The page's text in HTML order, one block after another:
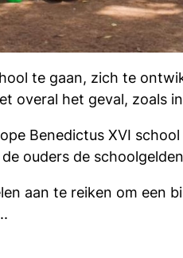
te gaan, zich te
overal het geval, zoals
Benedictus XVI
ouders de
aan te reiken om